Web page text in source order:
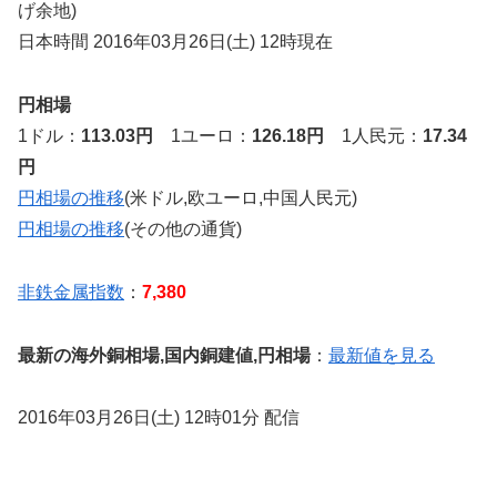
げ余地)
日本時間 2016年03月26日(土) 12時現在
円相場
1ドル： 113.03円 1ユーロ： 126.18円 1人民元： 17.34
円
円相場の推移(米ドル,欧ユーロ,中国人民元)
円相場の推移(その他の通貨)
非鉄金属指数 ： 7,380
最新の海外銅相場,国内銅建値,円相場： 最新値を見る
2016年03月26日(土) 12時01分 配信